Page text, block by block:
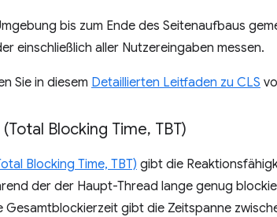
bis zum Ende des Seitenaufbaus
einschließlich aller Nutzereingaben messen.
Sie in diesem Detaillierten Leitfaden zu CLS
Blocking Time, TBT)
Blocking Time, TBT) gibt die
der der Haupt-Thread lange genug
Gesamtblockierzeit gibt die Zeitspanne